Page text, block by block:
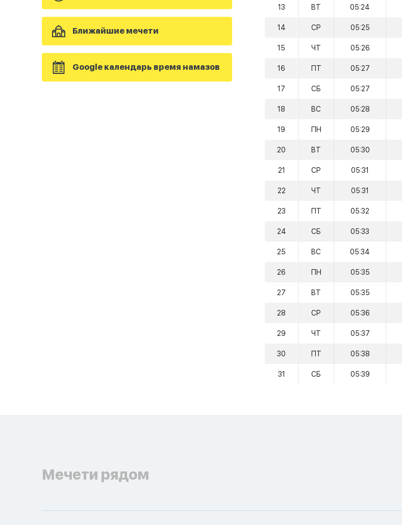
Ближайшие мечети
Google календарь время намазов
13 ВТ 05:24
14 СР 05:25
15 ЧТ 05:26
16 ПТ 05:27
17 СБ 05:27
18 ВС 05:28
19 ПН 05:29
20 ВТ 05:30
21 СР 05:31
22 ЧТ 05:31
23 ПТ 05:32
24 СБ 05:33
25 ВС 05:34
26 ПН 05:35
27 ВТ 05:35
28 СР 05:36
29 ЧТ 05:37
30 ПТ 05:38
31 СБ 05:39
Мечети рядом